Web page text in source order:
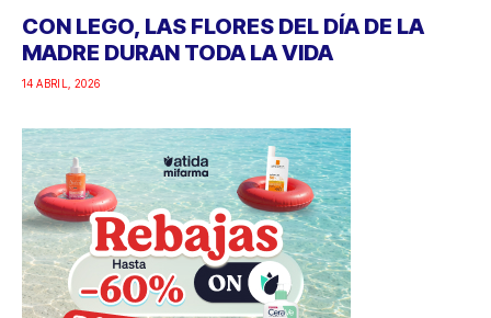
CON LEGO, LAS FLORES DEL DÍA DE LA
MADRE DURAN TODA LA VIDA
14 ABRIL, 2026